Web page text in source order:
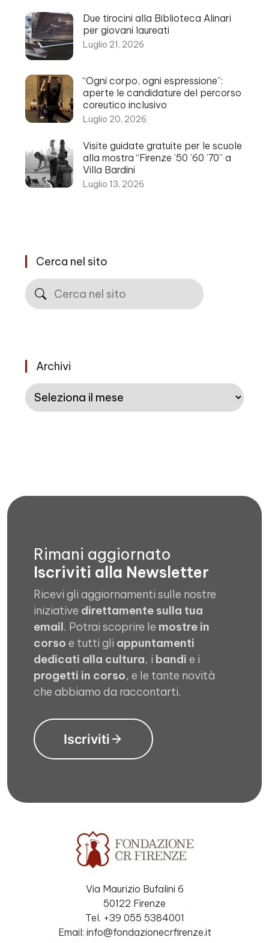
Due tirocini alla Biblioteca Alinari
per giovani laureati
Luglio 21, 2026
“Ogni corpo, ogni espressione”:
aperte le candidature del percorso
coreutico inclusivo
Luglio 20, 2026
Visite guidate gratuite per le scuole
alla mostra “Firenze ’50 ’60 ’70” a
Villa Bardini
Luglio 13, 2026
Cerca nel sito
Cerca
Archivi
Archivi
Rimani aggiornato
Iscriviti alla Newsletter
Ricevi gli aggiornamenti sulle nostre
iniziative direttamente sulla tua
email. Potrai scoprire le mostre in
corso e tutti gli appuntamenti
dedicati alla cultura, i bandi e i
progetti in corso, e le tante novità
che abbiamo da raccontarti.
Iscriviti
Via Maurizio Bufalini 6
50122 Firenze
Tel. +39 055 5384001
Email: info@fondazionecrfirenze.it